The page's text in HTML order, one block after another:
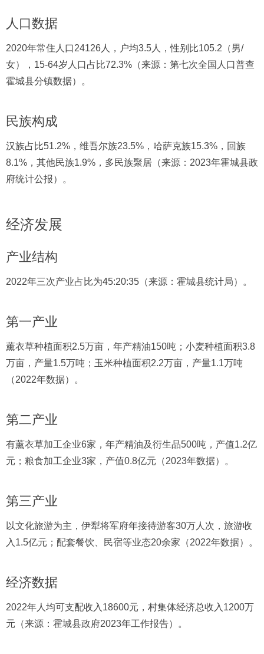
人口数据
2020年常住人口24126人，户均3.5人，性别比105.2（男/
女），15-64岁人口占比72.3%（来源：第七次全国人口普查
霍城县分镇数据）。
民族构成
汉族占比51.2%，维吾尔族23.5%，哈萨克族15.3%，回族
8.1%，其他民族1.9%，多民族聚居（来源：2023年霍城县政
府统计公报）。
经济发展
产业结构
2022年三次产业占比为45:20:35（来源：霍城县统计局）。
第一产业
薰衣草种植面积2.5万亩，年产精油150吨；小麦种植面积3.8
万亩，产量1.5万吨；玉米种植面积2.2万亩，产量1.1万吨
（2022年数据）。
第二产业
有薰衣草加工企业6家，年产精油及衍生品500吨，产值1.2亿
元；粮食加工企业3家，产值0.8亿元（2023年数据）。
第三产业
以文化旅游为主，伊犁将军府年接待游客30万人次，旅游收
入1.5亿元；配套餐饮、民宿等业态20余家（2022年数据）。
经济数据
2022年人均可支配收入18600元，村集体经济总收入1200万
元（来源：霍城县政府2023年工作报告）。